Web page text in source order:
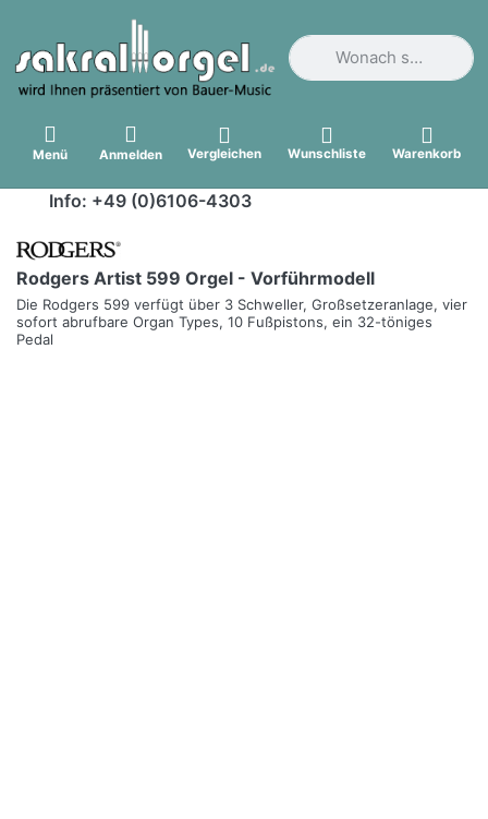
Geben Sie einen
Menü Anmelden Vergleichen Wunschliste Warenkorb
Info: +49 (0)6106-4303
Rodgers Artist 599 Orgel - Vorführmodell
Die Rodgers 599 verfügt über 3 Schweller, Großsetzeranlage, vier
sofort abrufbare Organ Types, 10 Fußpistons, ein 32-töniges
Pedal